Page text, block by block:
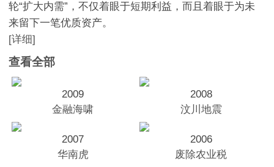
轮“扩大内需”，不仅着眼于短期利益，而且着眼于为未
来留下一笔优质资产。
[详细]
查看全部
2009
金融海啸
2008
汶川地震
2007
华南虎
2006
废除农业税